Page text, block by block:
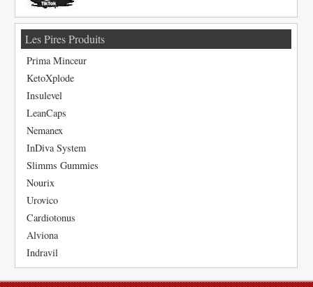
Les Pires Produits
Prima Minceur
KetoXplode
Insulevel
LeanCaps
Nemanex
InDiva System
Slimms Gummies
Nourix
Urovico
Cardiotonus
Alviona
Indravil